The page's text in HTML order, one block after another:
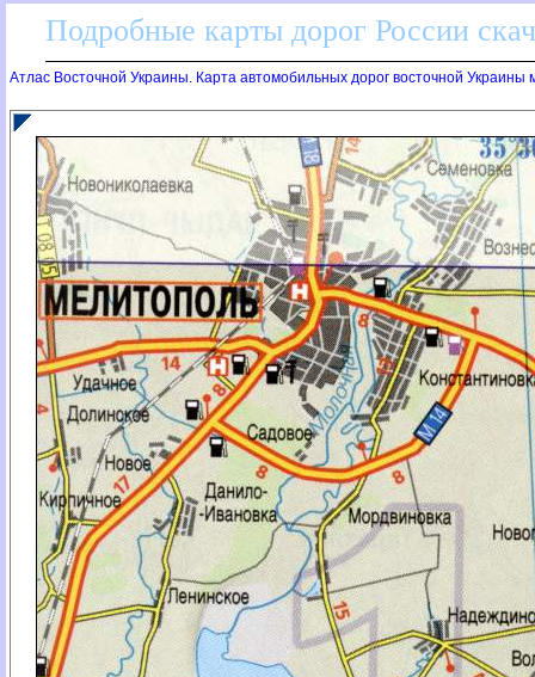
Подробные карты дорог России
Атлас Восточной Украины. Карта автомобильных дорог восточной